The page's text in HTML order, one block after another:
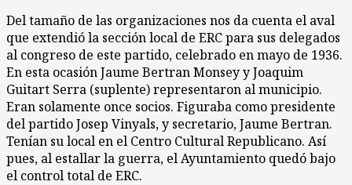
Del tamaño de las organizaciones nos da cuenta el aval
que extendió la sección local de ERC para sus delegados
al congreso de este partido, celebrado en mayo de 1936.
En esta ocasión Jaume Bertran Monsey y Joaquim
Guitart Serra (suplente) representaron al municipio.
Eran solamente once socios. Figuraba como presidente
del partido Josep Vinyals, y secretario, Jaume Bertran.
Tenían su local en el Centro Cultural Republicano. Así
pues, al estallar la guerra, el Ayuntamiento quedó bajo
el control total de ERC.